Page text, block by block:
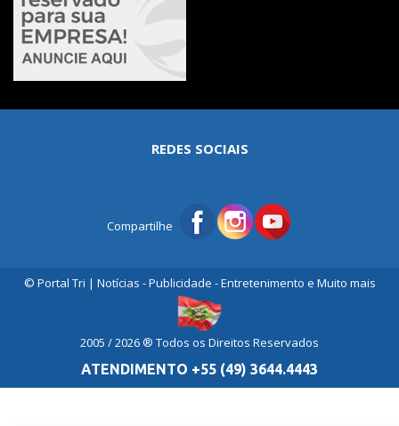
REDES SOCIAIS
Compartilhe
© Portal Tri | Notícias - Publicidade - Entretenimento e Muito mais
2005 / 2026 ® Todos os Direitos Reservados
ATENDIMENTO +55 (49) 3644.4443